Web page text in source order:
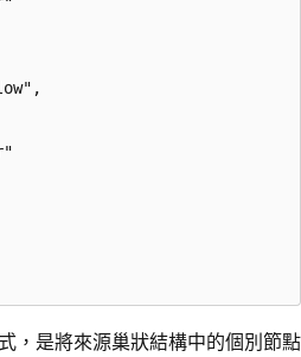
，是將來源巢狀結構中的個別節點